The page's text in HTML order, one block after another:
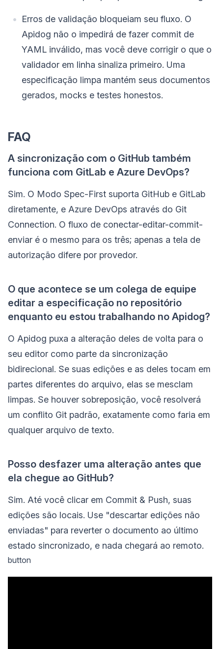
Erros de validação bloqueiam seu fluxo. O
Apidog não o impedirá de fazer commit de
YAML inválido, mas você deve corrigir o que o
validador em linha sinaliza primeiro. Uma
especificação limpa mantém seus documentos
gerados, mocks e testes honestos.
FAQ
A sincronização com o GitHub também
funciona com GitLab e Azure DevOps?
Sim. O Modo Spec-First suporta GitHub e GitLab
diretamente, e Azure DevOps através do Git
Connection. O fluxo de conectar-editar-commit-
enviar é o mesmo para os três; apenas a tela de
autorização difere por provedor.
O que acontece se um colega de equipe
editar a especificação no repositório
enquanto eu estou trabalhando no Apidog?
O Apidog puxa a alteração deles de volta para o
seu editor como parte da sincronização
bidirecional. Se suas edições e as deles tocam em
partes diferentes do arquivo, elas se mesclam
limpas. Se houver sobreposição, você resolverá
um conflito Git padrão, exatamente como faria em
qualquer arquivo de texto.
Posso desfazer uma alteração antes que
ela chegue ao GitHub?
Sim. Até você clicar em Commit & Push, suas
edições são locais. Use "descartar edições não
enviadas" para reverter o documento ao último
estado sincronizado, e nada chegará ao remoto.
button